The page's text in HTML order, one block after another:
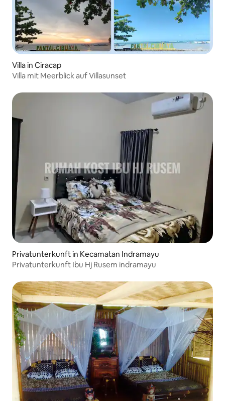
Villa in Ciracap
Villa mit Meerblick auf Villasunset
Privatunterkunft in Kecamatan Indramayu
Privatunterkunft Ibu Hj Rusem indramayu